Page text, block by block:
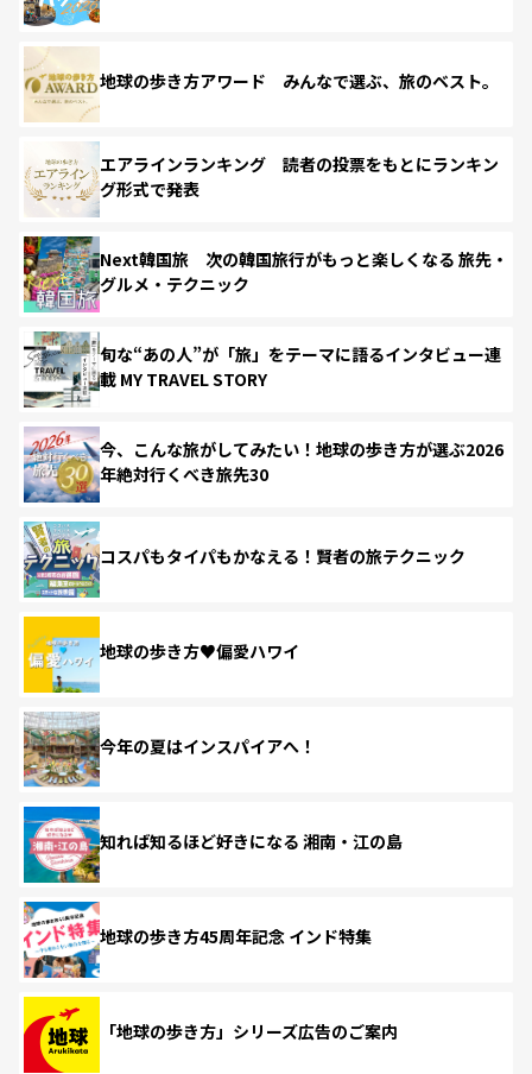
地球の歩き方アワード みんなで選ぶ、旅のベスト。
エアラインランキング 読者の投票をもとにランキン
グ形式で発表
Next韓国旅 次の韓国旅行がもっと楽しくなる 旅先・
グルメ・テクニック
旬な“あの人”が「旅」をテーマに語るインタビュー連
載 MY TRAVEL STORY
今、こんな旅がしてみたい！地球の歩き方が選ぶ2026
年絶対行くべき旅先30
コスパもタイパもかなえる！賢者の旅テクニック
地球の歩き方♥偏愛ハワイ
今年の夏はインスパイアへ！
知れば知るほど好きになる 湘南・江の島
地球の歩き方45周年記念 インド特集
「地球の歩き方」シリーズ広告のご案内